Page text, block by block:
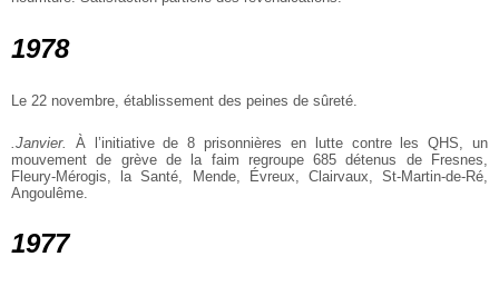
1978
Le 22 novembre, établissement des peines de sûreté.
.Janvier.
À l’initiative de 8 prisonnières en lutte contre les QHS, un
mouvement de grève de la faim regroupe 685 détenus de Fresnes,
Fleury-Mérogis, la Santé, Mende, Évreux, Clairvaux, St-Martin-de-Ré,
Angoulême.
1977